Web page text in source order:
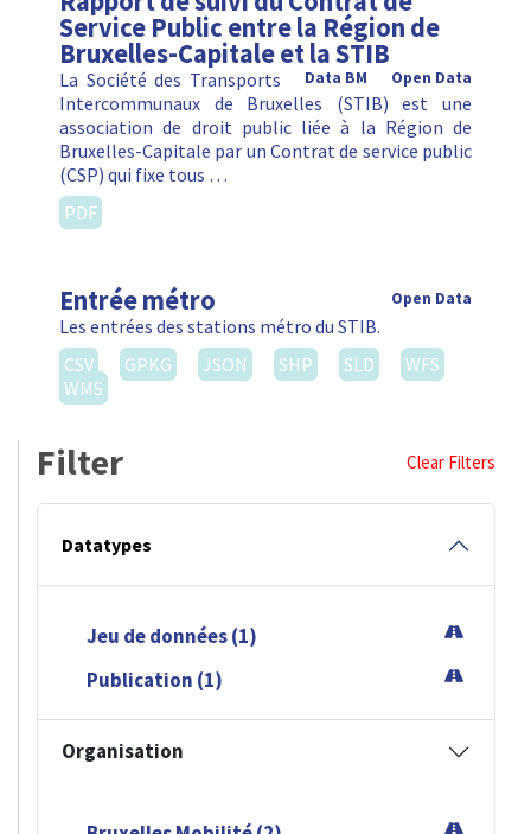
Service Public entre la Région de
Bruxelles-Capitale et la STIB
Open Data
Data BM
La Société des Transports
Intercommunaux de Bruxelles (STIB) est une
association de droit public liée à la Région de
Bruxelles-Capitale par un Contrat de service public
(CSP) qui fixe tous …
PDF
Entrée métro Open Data
Les entrées des stations métro du STIB.
CSV
GPKG JSON SHP SLD
WFS
WMS
Filter Clear Filters
Datatypes
Jeu de données (1)
Publication (1)
Organisation